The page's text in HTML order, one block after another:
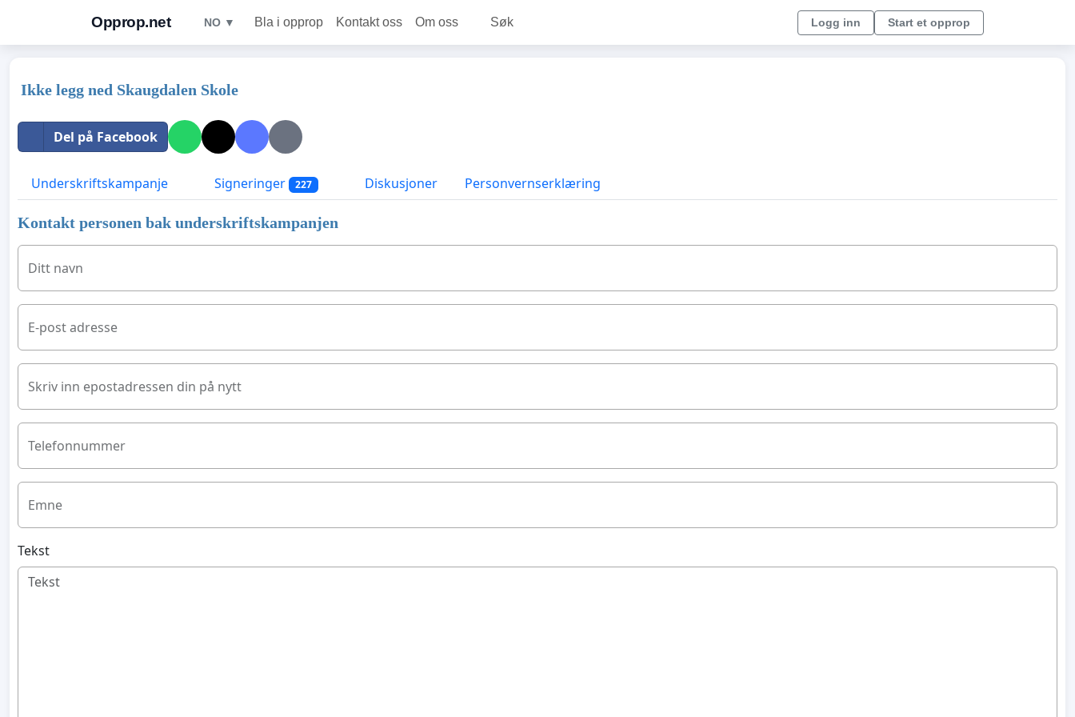
Opprop.net NO ▼ Bla i opprop Kontakt oss Om oss Søk Logg inn Start et opprop
Ikke legg ned Skaugdalen Skole
Del på Facebook
Underskriftskampanje Signeringer 227 Diskusjoner Personvernserklæring
Kontakt personen bak underskriftskampanjen
Ditt navn
E-post adresse
Skriv inn epostadressen din på nytt
Telefonnummer
Emne
Tekst